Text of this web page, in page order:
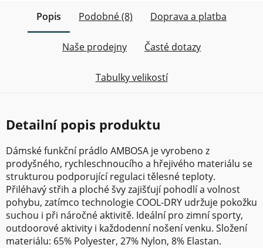
Popis Podobné (8) Doprava a platba
Naše prodejny Časté dotazy
Tabulky velikostí
Detailní popis produktu
Dámské funkční prádlo AMBOSA je vyrobeno z
prodyšného, rychleschnoucího a hřejivého materiálu se
strukturou podporující regulaci tělesné teploty.
Přiléhavý střih a ploché švy zajišťují pohodlí a volnost
pohybu, zatímco technologie COOL-DRY udržuje pokožku
suchou i při náročné aktivitě. Ideální pro zimní sporty,
outdoorové aktivity i každodenní nošení venku. Složení
materiálu: 65% Polyester, 27% Nylon, 8% Elastan.